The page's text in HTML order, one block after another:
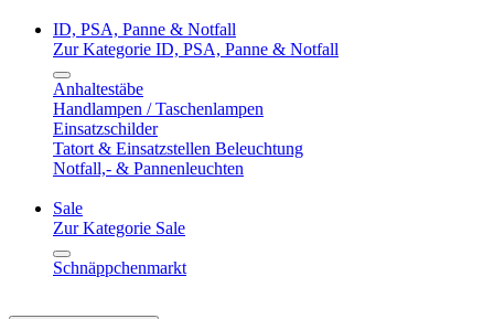
ID, PSA, Panne & Notfall
Zur Kategorie ID, PSA, Panne & Notfall
Anhaltestäbe
Handlampen / Taschenlampen
Einsatzschilder
Tatort & Einsatzstellen Beleuchtung
Notfall,- & Pannenleuchten
Sale
Zur Kategorie Sale
Schnäppchenmarkt